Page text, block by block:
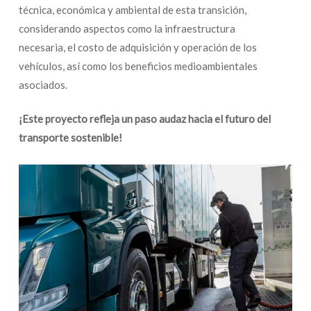
técnica, económica y ambiental de esta transición,
considerando aspectos como la infraestructura
necesaria, el costo de adquisición y operación de los
vehículos, así como los beneficios medioambientales
asociados.
¡Este proyecto refleja un paso audaz hacia el futuro del
transporte sostenible!